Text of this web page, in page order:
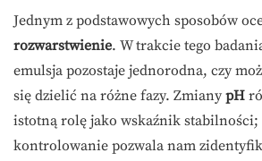
Jednym z podstawowych sposobów
rozwarstwienie. W trakcie tego
emulsja pozostaje jednorodna, czy
się dzielić na różne fazy. Zmiany pH
istotną rolę jako wskaźnik
kontrolowanie pozwala nam